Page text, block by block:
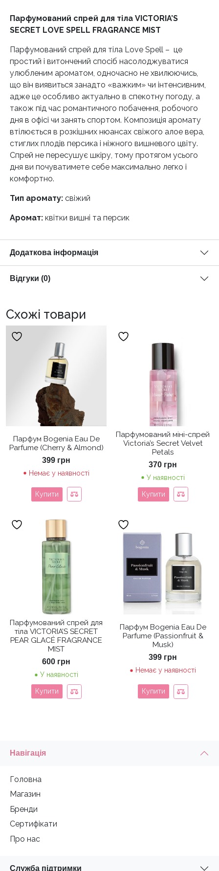
Парфумований спрей для тіла VICTORIA’S
SECRET LOVE SPELL FRAGRANCE MIST
Парфумований спрей для тіла Love Spell – це
простий і витончений спосіб насолоджуватися
улюбленим ароматом, одночасно не хвилюючись,
що він виявиться занадто «важким» чи інтенсивним,
адже це особливо актуально в спекотну погоду, а
також під час романтичного побачення, робочого
дня в офісі чи занять спортом. Композиція аромату
втілюється в розкішних нюансах свіжого алое вера,
стиглих плодів персика і ніжного вишневого цвіту.
Спрей не пересушує шкіру, тому протягом усього
дня ви почуватимете себе максимально легко і
комфортно.
Тип аромату: свіжий
Аромат: квітки вишні та персик
Додаткова інформація
Відгуки (0)
Схожі товари
Парфум Bogenia Eau De
Parfume (Cherry & Almond)
399 грн
Немає у наявності
Купити
Парфумований міні-спрей
Victoria’s Secret Velvet
Petals
370 грн
У наявності
Купити
Парфумований спрей для
тіла VICTORIA’S SECRET
PEAR GLACÉ FRAGRANCE
MIST
600 грн
У наявності
Купити
Парфум Bogenia Eau De
Parfume (Passionfruit &
Musk)
399 грн
Немає у наявності
Купити
Навігація
Головна
Магазин
Бренди
Сертифікати
Про нас
Служба підтримки